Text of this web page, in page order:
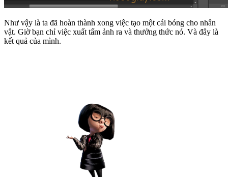
Như vậy là ta đã hoàn thành xong việc tạo một cái bóng cho nhân
vật. Giờ bạn chỉ việc xuất tấm ảnh ra và thưởng thức nó. Và đây là
kết quả của mình.